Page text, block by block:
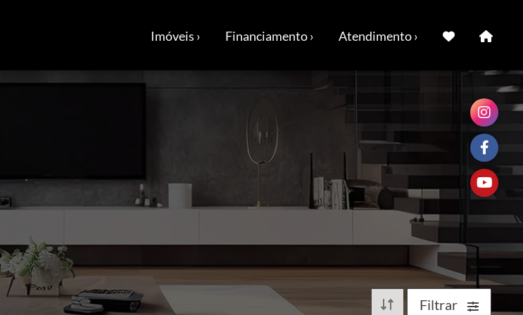
Imóveis › Financiamento › Atendimento ›
Filtrar